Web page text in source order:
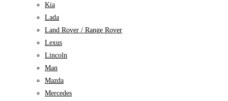
Kia
Lada
Land Rover / Range Rover
Lexus
Lincoln
Man
Mazda
Mercedes